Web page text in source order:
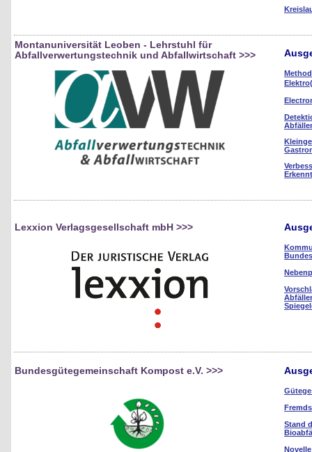
Montanuniversität Leoben - Lehrstuhl für
Abfallverwertungstechnik und Abfallwirtschaft >>>
Lexxion Verlagsgesellschaft mbH >>>
Bundesgütegemeinschaft Kompost e.V. >>>
Stand